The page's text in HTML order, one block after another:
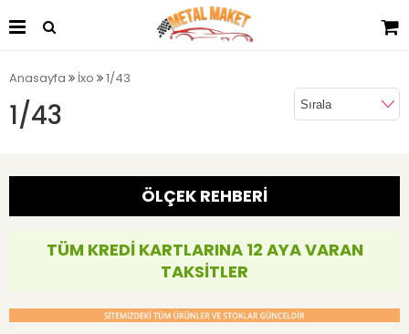
Anasayfa İxo 1/43
1/43
ÖLÇEK REHBERİ
TÜM KREDİ KARTLARINA 12 AYA VARAN
TAKSİTLER